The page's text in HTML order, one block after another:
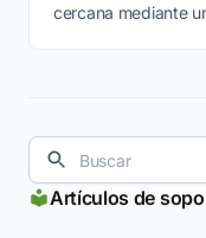
Artículos de
cercana mediante